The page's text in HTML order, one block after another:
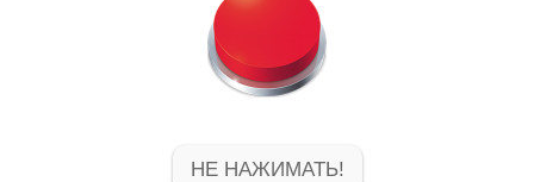
НЕ НАЖИМАТЬ!